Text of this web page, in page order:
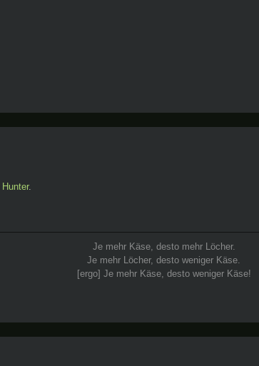
Hunter.
Je mehr Käse, desto mehr Löcher.
Je mehr Löcher, desto weniger Käse.
[ergo] Je mehr Käse, desto weniger Käse!